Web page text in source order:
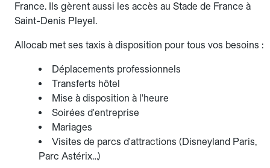
France. Ils gèrent aussi les accès au Stade de France à
Saint-Denis Pleyel.
Allocab met ses taxis à disposition pour tous vos besoins :
Déplacements professionnels
Transferts hôtel
Mise à disposition à l'heure
Soirées d'entreprise
Mariages
Visites de parcs d'attractions (Disneyland Paris,
Parc Astérix…)